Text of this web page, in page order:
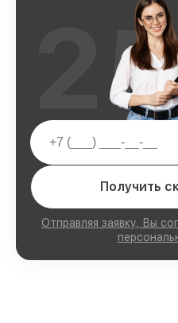
Получить
Отправляя заявку, Вы
25